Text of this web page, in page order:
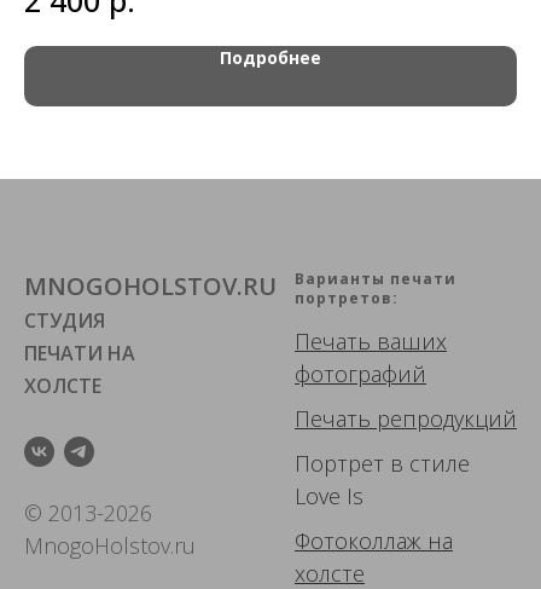
Подробнее
MNOGOHOLSTOV.RU
СТУДИЯ
ПЕЧАТИ НА
ХОЛСТЕ
© 2013-2026
MnogoHolstov.ru
Варианты печати
портретов:
Печать ваших
фотографий
Печать репродукций
Портрет в стиле
Love Is
Фотоколлаж на
холсте